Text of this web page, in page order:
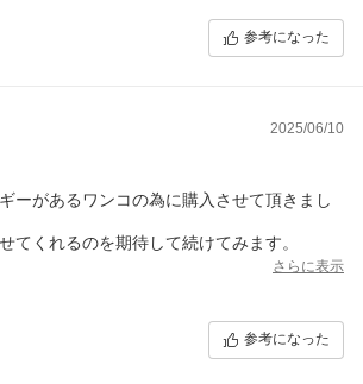
参考になった
2025/06/10
ーがあるワンコの為に購入させて頂きまし
てくれるのを期待して続けてみます。
さらに表示
参考になった